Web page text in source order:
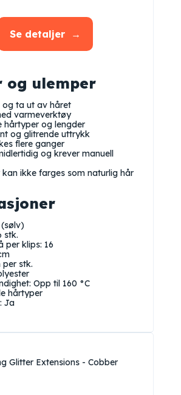
og ulemper
og ta ut av håret
varmeverktøy
hårtyper og lengder
og glitrende uttrykk
flere ganger
og krever manuell
kan ikke farges som naturlig hår
stk.
per klips: 16
per stk.
Opp til 160 °C
hårtyper
Ja
Se detaljer